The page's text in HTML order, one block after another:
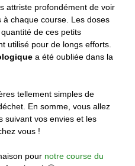
attriste profondément de voir
chaque course. Les doses
de ces petits
utilisé pour de longs efforts.
a été oubliée dans la
tellement simples de
En somme, vous allez
suivant vos envies et les
vous !
pour notre course du